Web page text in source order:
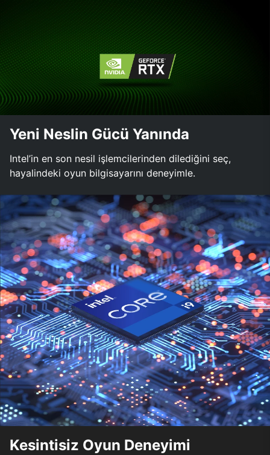
Yeni Neslin Gücü Yanında
Intel’in en son nesil işlemcilerinden dilediğini seç,
hayalindeki oyun bilgisayarını deneyimle.
Kesintisiz Oyun Deneyimi